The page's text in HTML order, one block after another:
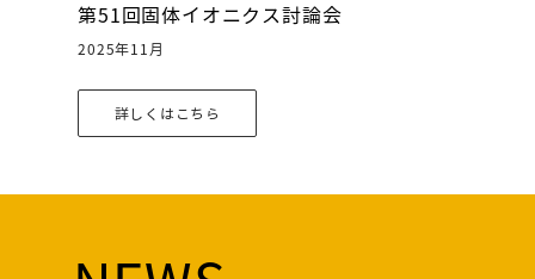
第51回固体イオニクス討論会
2025年11月
詳しくはこちら